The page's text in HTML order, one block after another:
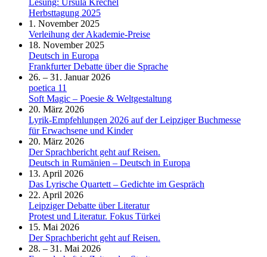
Herbsttagung 2025
1. November 2025
Verleihung der Akademie-Preise
18. November 2025
Deutsch in Europa
Frankfurter Debatte über die Sprache
26. – 31. Januar 2026
poetica 11
Soft Magic – Poesie & Weltgestaltung
20. März 2026
Lyrik-Empfehlungen 2026 auf der Leipziger Buchmesse
für Erwachsene und Kinder
20. März 2026
Der Sprachbericht geht auf Reisen.
Deutsch in Rumänien – Deutsch in Europa
13. April 2026
Das Lyrische Quartett – Gedichte im Gespräch
22. April 2026
Leipziger Debatte über Literatur
Protest und Literatur. Fokus Türkei
15. Mai 2026
Der Sprachbericht geht auf Reisen.
28. – 31. Mai 2026